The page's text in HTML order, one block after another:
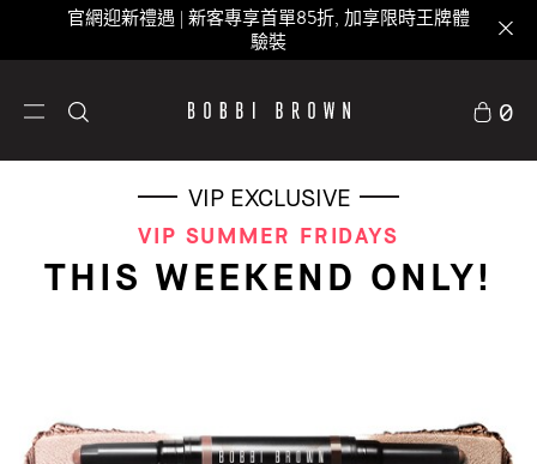
官網迎新禮遇 | 新客專享首單85折, 加享限時王牌體
驗裝
0
VIP EXCLUSIVE
VIP SUMMER FRIDAYS
THIS WEEKEND ONLY!